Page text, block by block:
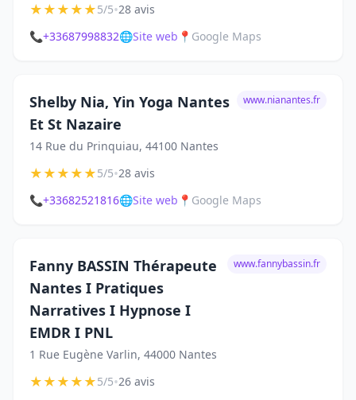
★★★★★5/5•28 avis
📞+33687998832🌐Site web 📍 Google Maps
Shelby Nia, Yin Yoga Nantes
Et St Nazaire
14 Rue du Prinquiau, 44100 Nantes
www.nianantes.fr
★★★★★5/5•28 avis
📞+33682521816🌐Site web 📍 Google Maps
Fanny BASSIN Thérapeute
Nantes I Pratiques
Narratives I Hypnose I
EMDR I PNL
1 Rue Eugène Varlin, 44000 Nantes
www.fannybassin.fr
★★★★★5/5•26 avis